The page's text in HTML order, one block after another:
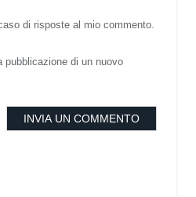
di risposte al mio commento.
di un nuovo